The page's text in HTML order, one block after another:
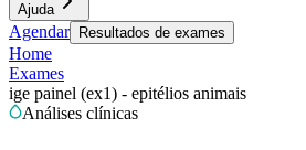
Ajuda
Agendar Resultados de exames
Home
Exames
ige painel (ex1) - epitélios animais
Análises clínicas